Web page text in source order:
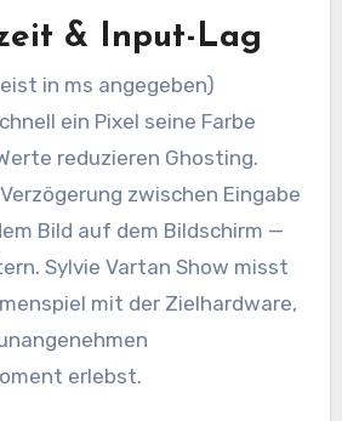
& Input-Lag
in ms angegeben)
ein Pixel seine Farbe
reduzieren Ghosting.
zwischen Eingabe
Bild auf dem Bildschirm —
Sylvie Vartan Show misst
mit der Zielhardware,
erlebst.